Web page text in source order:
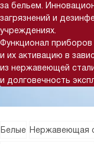
за бельем.
загрязнений и
учреждениях.
Функционал приборов
и их активацию в
из нержавеющей
и долговечность
Белые Нержавеющая